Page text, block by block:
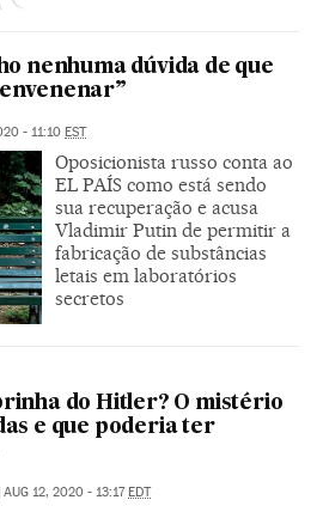
nenhuma dúvida de que
- 11:10 EST
Oposicionista russo conta ao
EL PAÍS como está sendo
sua recuperação e acusa
Vladimir Putin de permitir a
fabricação de substâncias
letais em laboratórios
secretos
do Hitler? O mistério
e que poderia ter
AUG 12, 2020 - 13:17 EDT